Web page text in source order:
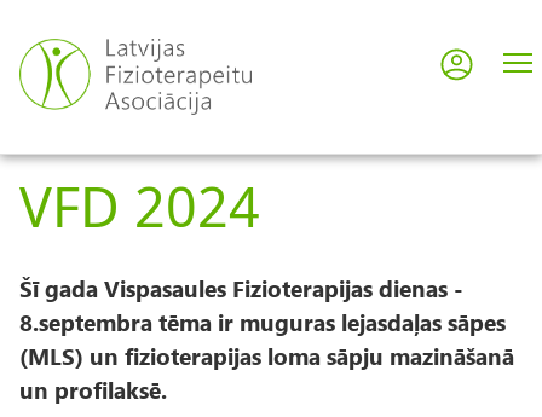
uz
galveno
saturu
User
VFD 2024
Šī gada Vispasaules Fizioterapijas dienas -
8.septembra tēma ir muguras lejasdaļas sāpes
(MLS) un fizioterapijas loma sāpju mazināšanā
un profilaksē.